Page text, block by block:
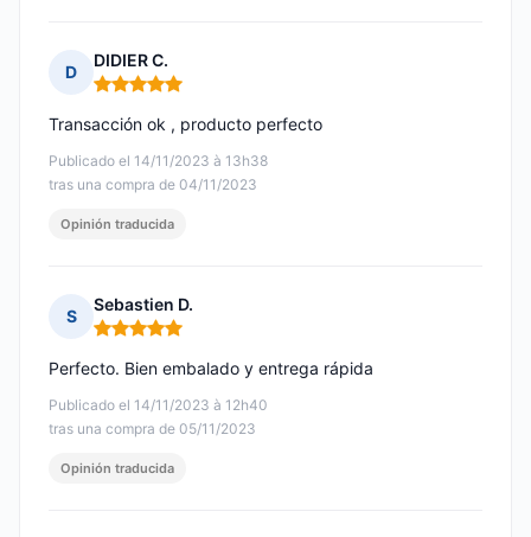
D
DIDIER C.
Nota: 5 de 5
Publicado el 14/11/2023 à 13h38
tras una compra de 04/11/2023
Transacción ok , producto perfecto
Opinión traducida
S
Sebastien D.
Nota: 5 de 5
Publicado el 14/11/2023 à 12h40
tras una compra de 05/11/2023
Perfecto. Bien embalado y entrega rápida
Opinión traducida